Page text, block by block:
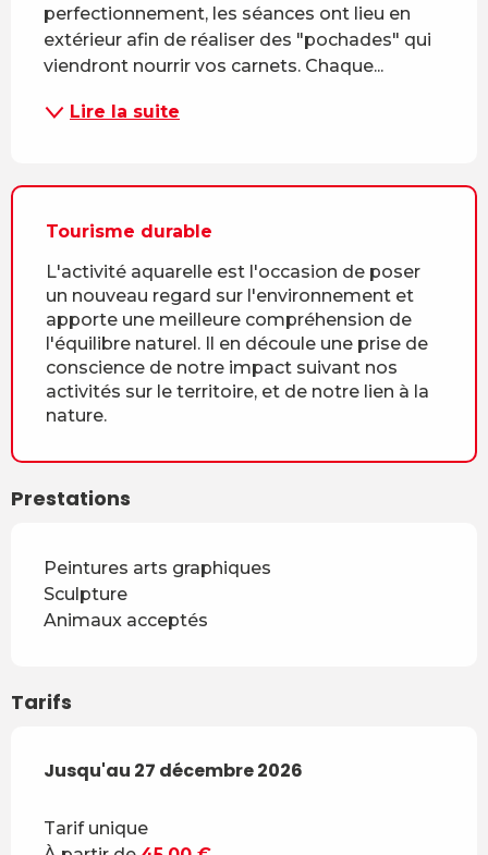
perfectionnement, les séances ont lieu en
extérieur afin de réaliser des "pochades" qui
viendront nourrir vos carnets. Chaque...
Lire la suite
Tourisme durable
L'activité aquarelle est l'occasion de poser
un nouveau regard sur l'environnement et
apporte une meilleure compréhension de
l'équilibre naturel. Il en découle une prise de
conscience de notre impact suivant nos
activités sur le territoire, et de notre lien à la
nature.
Prestations
Peintures arts graphiques
Sculpture
Animaux acceptés
Tarifs
Du7 février 2026au27 décembre 2026
Jusqu'au 27 décembre 2026
Tarif unique